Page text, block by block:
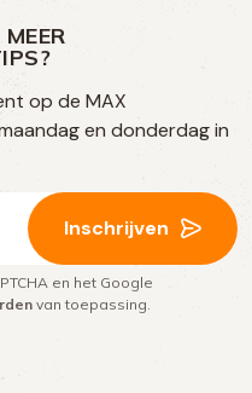
op de MAX
en donderdag in
Inschrijven
en het Google
van toepassing.